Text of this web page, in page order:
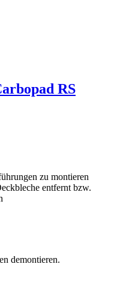
RS
zu montieren
entfernt bzw.
demontieren.